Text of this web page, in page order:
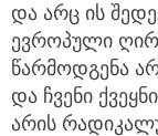
და არც ის
ევროპული
წარმოდგენა
და ჩვენი
არის